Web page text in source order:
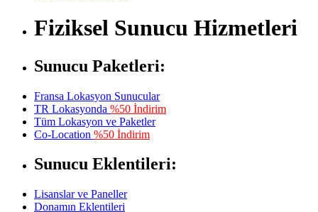
Fiziksel Sunucu Hizmetleri
Sunucu Paketleri:
Fransa Lokasyon Sunucular
TR Lokasyonda %50 İndirim
Tüm Lokasyon ve Paketler
Co-Location %50 İndirim
Sunucu Eklentileri:
Lisanslar ve Paneller
Donamın Eklentileri